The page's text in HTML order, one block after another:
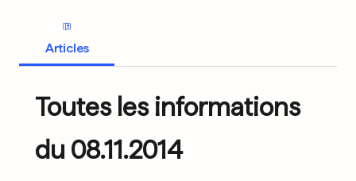
Articles
Toutes les informations
du 08.11.2014